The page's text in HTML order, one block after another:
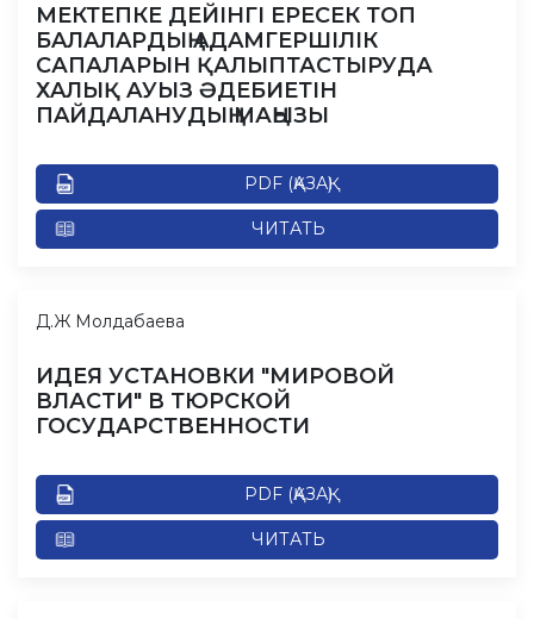
МEКТEПКE ДEЙІНГІ EPECEК ТОП
БAЛAЛAPДЫҢ AДAМГEPШІЛІК
САПАЛАРЫН ҚАЛЫПТАСТЫРУДА
ХAЛЫҚ AУЫЗ ӘДEБИEТІН
ПAЙДAЛAНУДЫҢ МАҢЫЗЫ
PDF (ҚАЗАҚ)
ЧИТАТЬ
Д.Ж Молдабаева
ИДЕЯ УСТАНОВКИ "МИРОВОЙ
ВЛАСТИ" В ТЮРСКОЙ
ГОСУДАРСТВЕННОСТИ
PDF (ҚАЗАҚ)
ЧИТАТЬ